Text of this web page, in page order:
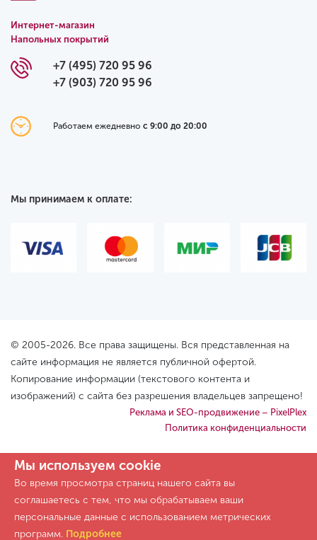
Интернет-магазин
Напольных покрытий
+7 (495) 720 95 96
+7 (903) 720 95 96
Работаем ежедневно с 9:00 до 20:00
Мы принимаем к оплате:
© 2005-2026. Все права защищены. Вся представленная на
сайте информация не является публичной офертой.
Копирование информации (текстового контента и
изображений) с сайта без разрешения владельцев запрещено!
Реклама и SEO-продвижение – PixelPlex
Политика конфиденциальности
Мы используем cookie
Во время просмотра страниц нашего сайта вы
соглашаетесь с тем, что мы обрабатываем ваши
персональные данные с использованием метрических
программ. Подробнее